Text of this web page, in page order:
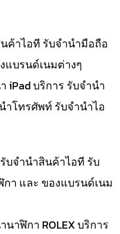
ค้าไอที รับจำนำมือถือ
แบรนด์เนมต่างๆ
iPad บริการ รับจำนำ
โทรศัพท์ รับจำนำไอ
บจำนำสินค้าไอที รับ
า และ ของแบรนด์เนม
าฬิกา ROLEX บริการ